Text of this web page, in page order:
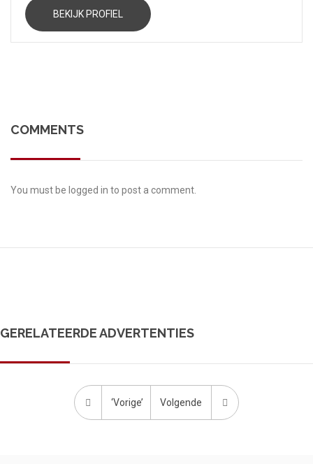
BEKIJK PROFIEL
COMMENTS
You must be logged in to post a comment.
GERELATEERDE ADVERTENTIES
‘Vorige’ Volgende